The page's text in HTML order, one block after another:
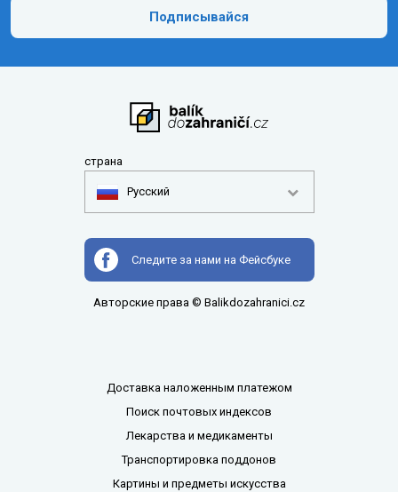
Подписывайся
страна
Pусский
Следите за нами на Фейсбуке
Авторские права © Balikdozahranici.cz
Доставка наложенным платежом
Поиск почтовых индексов
Лекарства и медикаменты
Транспортировка поддонов
Картины и предметы искусства